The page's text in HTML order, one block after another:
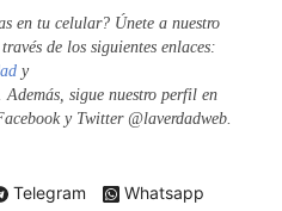
en tu celular? Únete a nuestro
de los siguientes enlaces:
y
. Además, sigue nuestro perfil en
y Twitter @laverdadweb.
Telegram Whatsapp